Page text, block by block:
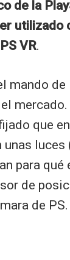
de la
utilizado
VR.
mando de
que
luces
para qué
de
de PS.